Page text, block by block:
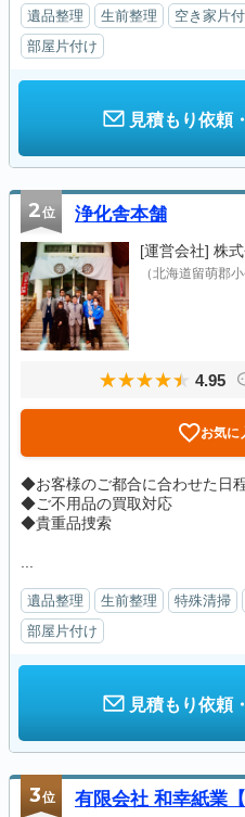
遺品整理 生前整理 空き家片
部屋片付け
見積もり依頼
2位 浄化舎本舗
[運営会社] 株
（北海道留萌郡
4.95
お気に
◆お客様のご都合に合わせた日
◆ご不用品の買取対応
◆貴重品捜索
遺品整理 生前整理 特殊清掃
部屋片付け
見積もり依頼
3位 有限会社 和幸紙業